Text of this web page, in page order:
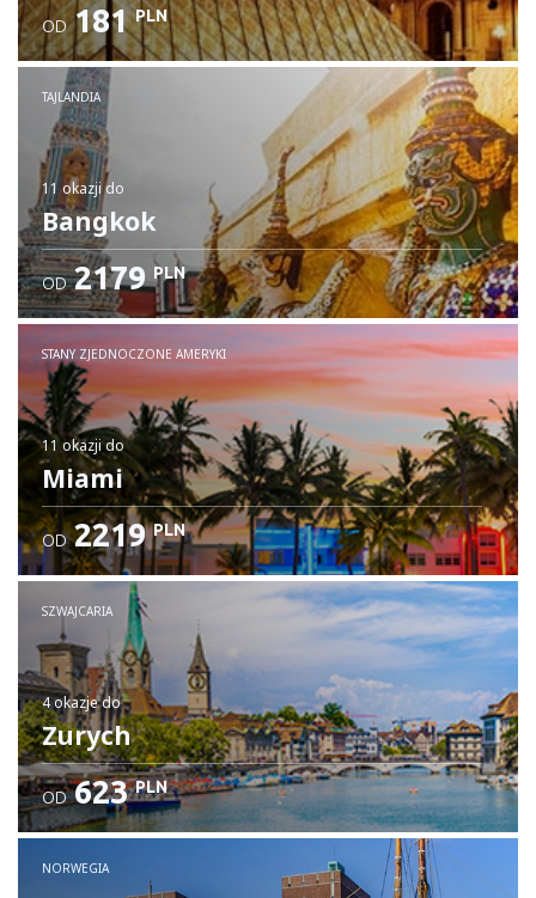
OD 181 PLN
TAJLANDIA
11 okazjido
Bangkok
OD 2179 PLN
STANY ZJEDNOCZONE AMERYKI
11 okazjido
Miami
OD 2219 PLN
SZWAJCARIA
4 okazjedo
Zurych
OD 623 PLN
NORWEGIA